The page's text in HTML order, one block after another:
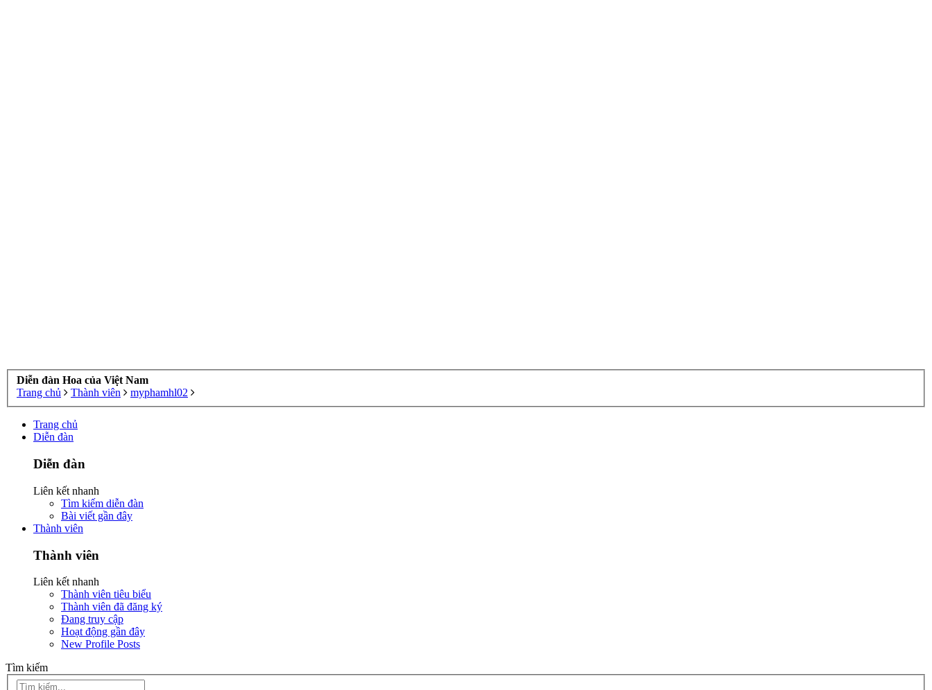
Diễn đàn Hoa của Việt Nam
Trang chủ
Thành viên myphamhl02
Trang chủ
Diễn đàn
Diễn đàn
Liên kết nhanh
Tìm kiếm diễn đàn
Bài viết gần đây
Thành viên
Thành viên
Liên kết nhanh
Thành viên tiêu biểu
Thành viên đã đăng ký
Đang truy cập
Hoạt động gần đây
New Profile Posts
Tìm kiếm